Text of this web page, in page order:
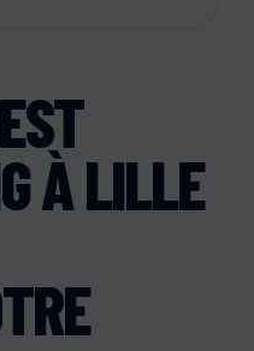
À LILLE